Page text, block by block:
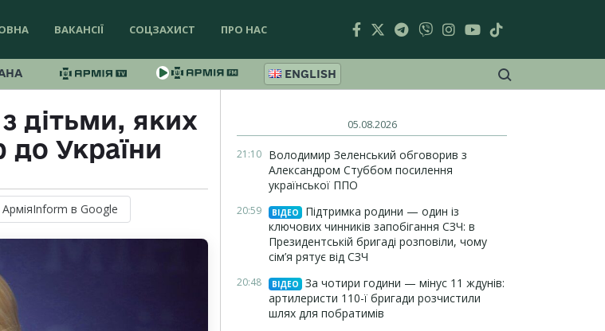
ВАКАНСІЇ СОЦЗАХИСТ ПРО НАС
ENGLISH
дітьми, яких
до України
АрміяInform в Google
05.08.2026
21:10 Володимир Зеленський обговорив з
Александром Стуббом посилення
української ППО
20:59 ВІДЕО
Підтримка родини — один із
ключових чинників запобігання СЗЧ: в
Президентській бригаді розповіли, чому
сім’я рятує від СЗЧ
20:48 ВІДЕО
За чотири години — мінус 11 ждунів:
артилеристи 110-ї бригади розчистили
шлях для побратимів